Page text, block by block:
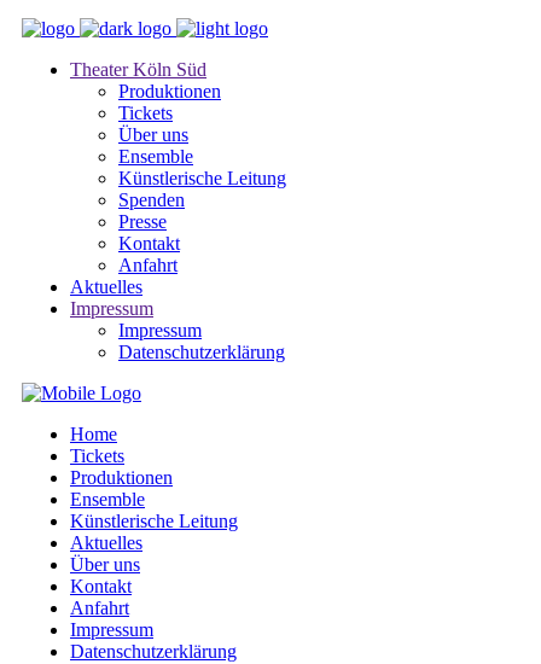
Theater Köln Süd
Produktionen
Tickets
Über uns
Ensemble
Künstlerische Leitung
Spenden
Presse
Kontakt
Anfahrt
Aktuelles
Impressum
Impressum
Datenschutzerklärung
Home
Tickets
Produktionen
Ensemble
Künstlerische Leitung
Aktuelles
Über uns
Kontakt
Anfahrt
Impressum
Datenschutzerklärung